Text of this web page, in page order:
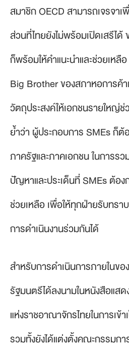
สมาชิก OECD สามารถเจรจา
ส่วนที่ไทยยังไม่พร้อมเปิดเสรีไ
ก็พร้อมให้คำแนะนำและช่วยเหลื
Big Brother ของสภาหอการค้า
วัตถุประสงค์ให้เอกชนรายใหญ่
ย้ำว่า ผู้ประกอบการ SMEs ก็ต้
ภาครัฐและภาคเอกชน ในการร
ปัญหาและประเด็นที่ SMEs ต้อง
ช่วยเหลือ เพื่อให้ทุกฝ่ายรับทรา
การดำเนินงานร่วมกันได้
สำหรับการดำเนินการภายในขอ
รัฐมนตรีได้ลงนามในหนังสือแสด
แห่งราชอาณาจักรไทยในการเข้
รวมทั้งยังได้แต่งตั้งคณะกรรมก